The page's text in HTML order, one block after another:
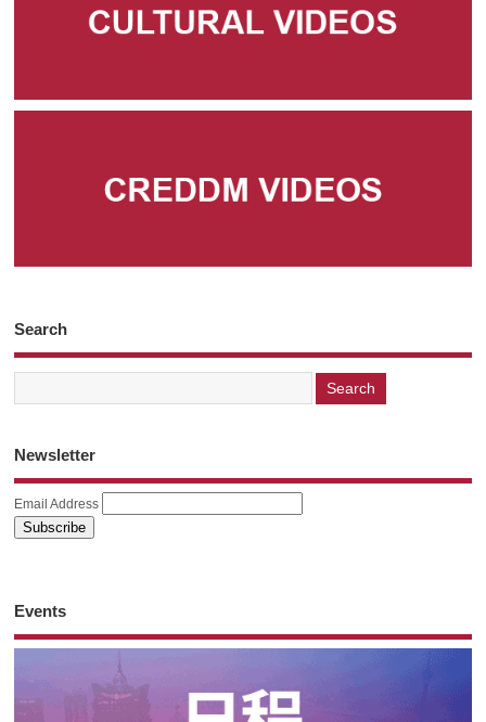
Search
Newsletter
Email Address
Events